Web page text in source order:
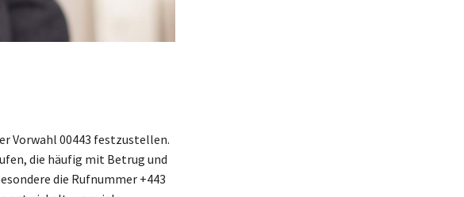
Vorwahl 00443 festzustellen.
die häufig mit Betrug und
die Rufnummer +443